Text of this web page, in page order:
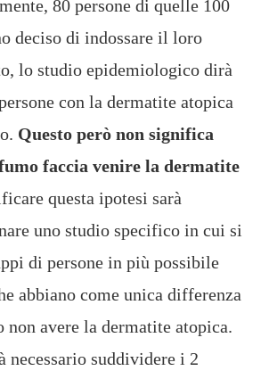
80 persone di quelle 100
deciso di indossare il loro
lo studio epidemiologico dirà
con la dermatite atopica
Questo però non significa
faccia venire la dermatite
questa ipotesi sarà
uno studio specifico in cui si
di persone in più possibile
abbiano come unica differenza
avere la dermatite atopica.
necessario suddividere i 2